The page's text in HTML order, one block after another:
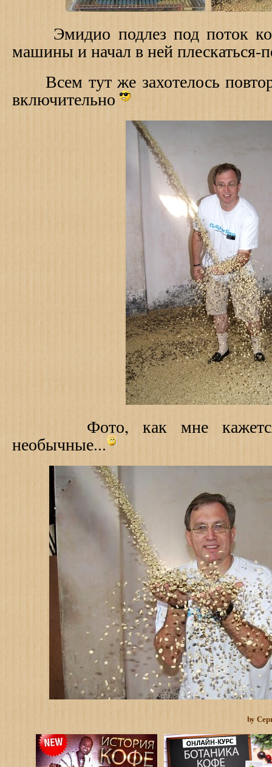
Эмидио подлез под поток
машины и начал в ней плескаться-
Всем тут же захотелось
включительно
Фото, как мне кажется,
необычные...
by